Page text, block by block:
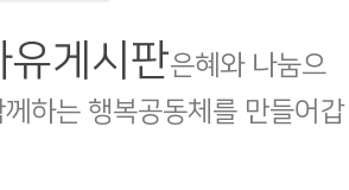
유게시판은혜와 나눔으
하는 행복공동체를 만들어갑